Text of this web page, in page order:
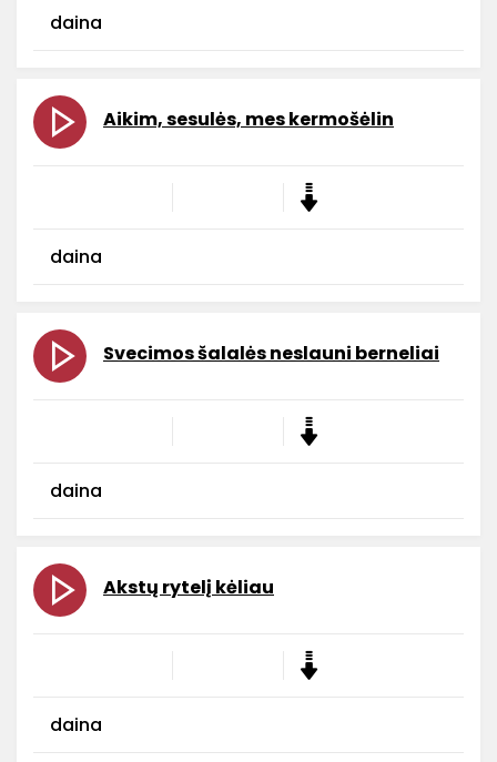
daina
Aikim, sesulės, mes kermošėlin
daina
Svecimos šalalės neslauni berneliai
daina
Akstų rytelį kėliau
daina